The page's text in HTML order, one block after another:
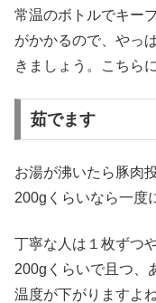
常温のボトルでキー
がかかるので、やっ
きましょう。こちら
茹でます
お湯が沸いたら豚肉投
200gくらいなら一度
丁寧な人は１枚ずつ
200gくらいで且つ、
温度が下がりますよね